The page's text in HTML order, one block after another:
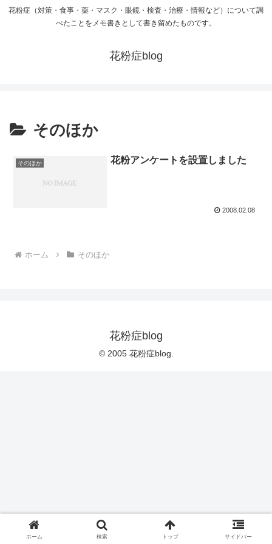
花粉症（対策・食事・薬・マスク・眼鏡・検査・治療・情報など）について調
べたことをメモ書きとして書き留めたものです。
花粉症blog
そのほか
そのほか 花粉アンケートを設置しました
2008.02.08
ホーム そのほか
花粉症blog
© 2005 花粉症blog.
ホーム 検索 トップ サイドバー